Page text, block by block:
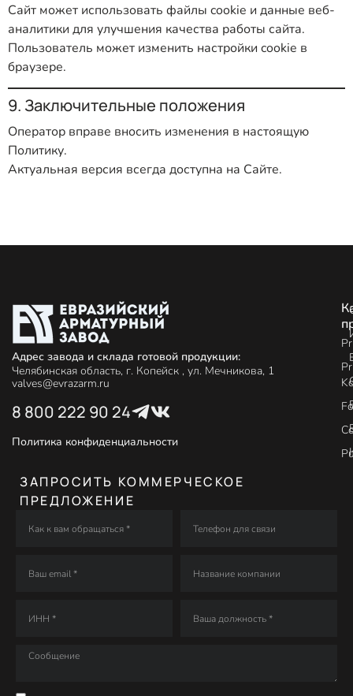
Сайт может использовать файлы cookie и данные веб-
аналитики для улучшения качества работы сайта.
Пользователь может изменить настройки cookie в
браузере.
9. Заключительные положения
Оператор вправе вносить изменения в настоящую
Политику.
Актуальная версия всегда доступна на Сайте.
Адрес завода и склада готовой продукции:
Челябинская область, г. Копейск , ул. Мечникова, 1
valves@evrazarm.ru
8 800 222 90 24
Политика конфиденциальности
ЗАПРОСИТЬ КОММЕРЧЕСКОЕ
ПРЕДЛОЖЕНИЕ